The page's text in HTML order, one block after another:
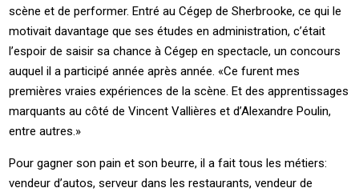
scène et de performer. Entré au Cégep de Sherbrooke, ce qui le
motivait davantage que ses études en administration, c’était
l’espoir de saisir sa chance à Cégep en spectacle, un concours
auquel il a participé année après année. «Ce furent mes
premières vraies expériences de la scène. Et des apprentissages
marquants au côté de Vincent Vallières et d’Alexandre Poulin,
entre autres.»
Pour gagner son pain et son beurre, il a fait tous les métiers:
vendeur d’autos, serveur dans les restaurants, vendeur de